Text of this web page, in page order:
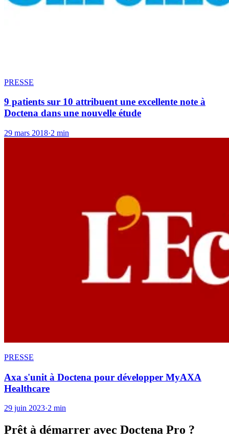
PRESSE
9 patients sur 10 attribuent une excellente note à
Doctena dans une nouvelle étude
29 mars 2018·2 min
PRESSE
Axa s'unit à Doctena pour développer MyAXA
Healthcare
29 juin 2023·2 min
Prêt à démarrer avec Doctena Pro ?